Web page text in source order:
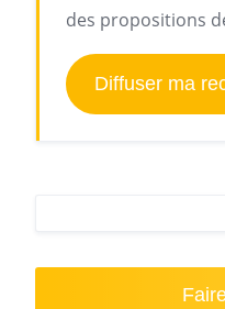
des propositions
Diffuser ma